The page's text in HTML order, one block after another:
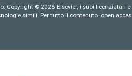
Copyright © 2026 Elsevier, i suoi
simili. Per tutto il contenuto ‘open